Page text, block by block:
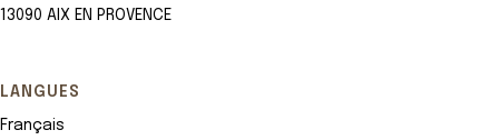
13090 AIX EN PROVENCE
LANGUES
Français